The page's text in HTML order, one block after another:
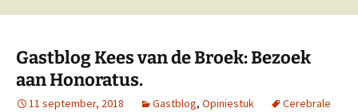
Gastblog Kees van de Broek: Bezoek
aan Honoratus.
11 september, 2018 Gastblog, Opiniestuk
Cerebrale